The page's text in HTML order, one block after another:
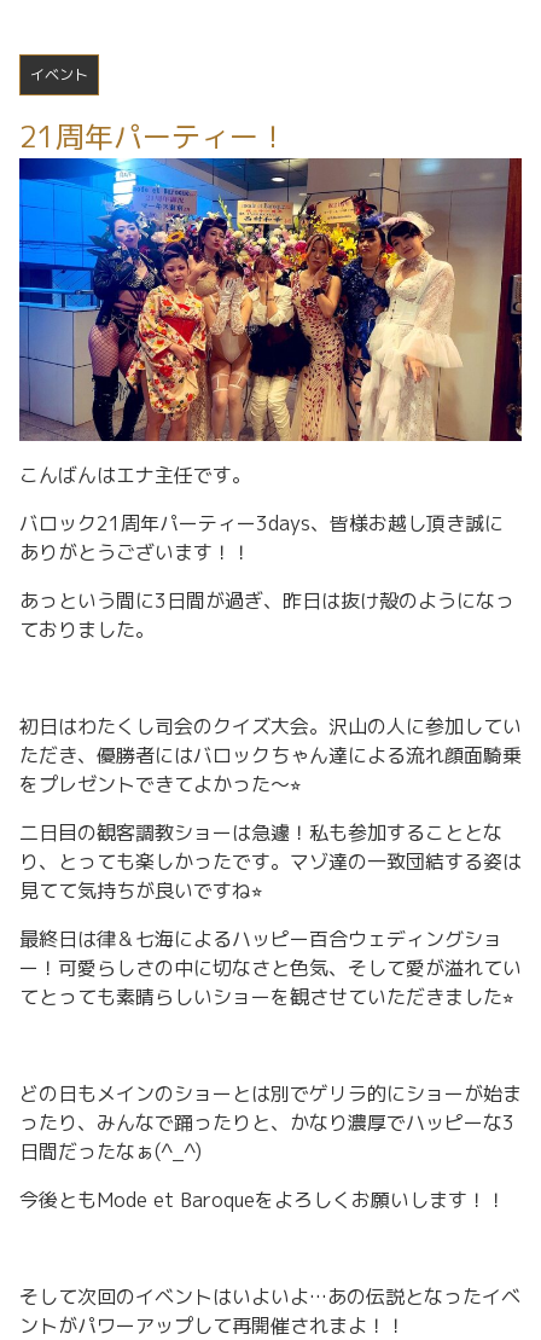
21周年パーティー！
イベント
こんばんはエナ主任です。
バロック21周年パーティー3days、皆様お越し頂き誠に
ありがとうございます！！
あっという間に3日間が過ぎ、昨日は抜け殻のようになっ
ておりました。
初日はわたくし司会のクイズ大会。沢山の人に参加してい
ただき、優勝者にはバロックちゃん達による流れ顔面騎乗
をプレゼントできてよかった〜⭐︎
二日目の観客調教ショーは急遽！私も参加することとな
り、とっても楽しかったです。マゾ達の一致団結する姿は
見てて気持ちが良いですね⭐︎
最終日は律＆七海によるハッピー百合ウェディングショ
ー！可愛らしさの中に切なさと色気、そして愛が溢れてい
てとっても素晴らしいショーを観させていただきました⭐︎
どの日もメインのショーとは別でゲリラ的にショーが始ま
ったり、みんなで踊ったりと、かなり濃厚でハッピーな3
日間だったなぁ(^_^)
今後ともMode et Baroqueをよろしくお願いします！！
そして次回のイベントはいよいよ…あの伝説となったイベ
ントがパワーアップして再開催されまよ！！